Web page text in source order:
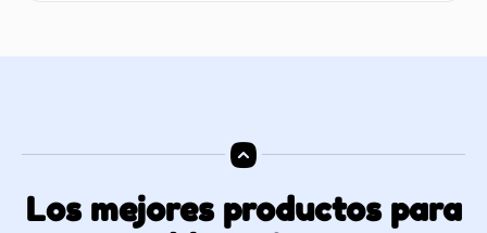
Los mejores productos para